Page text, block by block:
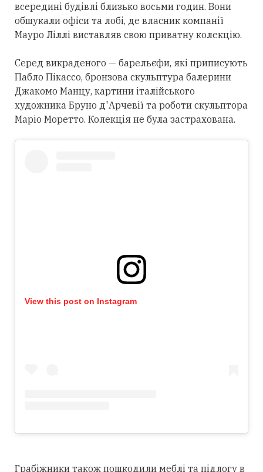
всередині будівлі близько восьми годин. Вони
обшукали офіси та лобі, де власник компанії
Мауро Ліллі виставляв свою приватну колекцію.
Серед викраденого — барельєфи, які приписують
Пабло Пікассо, бронзова скульптура балерини
Джакомо Манцу, картини італійського
художника Бруно д'Арчевії та роботи скульптора
Маріо Моретто. Колекція не була застрахована.
View this post on Instagram
Грабіжники також пошкодили меблі та підлогу в